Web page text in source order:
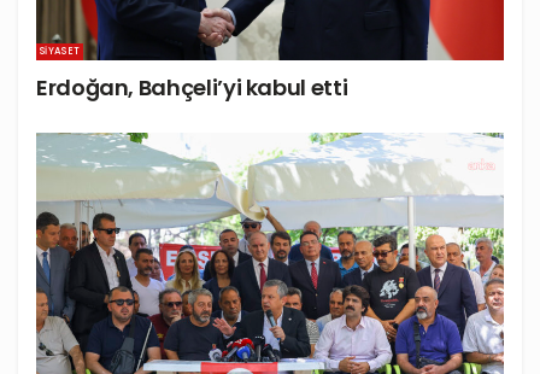
SIYASET
Erdoğan, Bahçeli’yi kabul etti